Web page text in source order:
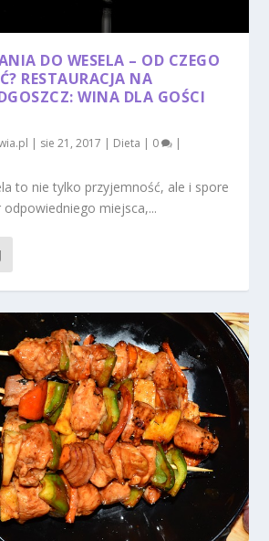
DO WESELA – OD CZEGO
RESTAURACJA NA
WINA DLA GOŚCI
| sie 21, 2017 | Dieta | 0 |
to nie tylko przyjemność, ale i spore
miejsca,...